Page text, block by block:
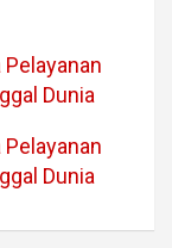
Dunia
Dunia